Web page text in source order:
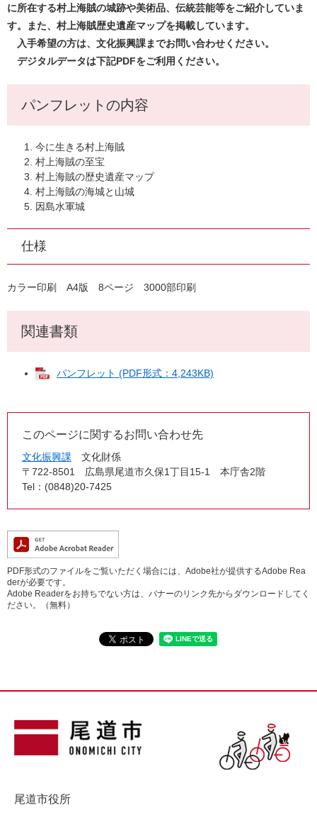
に所在する村上海賊の城跡や美術品、伝統芸能等をご紹介していま
す。また、村上海賊歴史遺産マップを掲載しています。
入手希望の方は、文化振興課までお問い合わせください。
デジタルデータは下記PDFをご利用ください。
パンフレットの内容
今に生きる村上海賊
村上海賊の至宝
村上海賊の歴史遺産マップ
村上海賊の海城と山城
因島水軍城
仕様
カラー印刷 A4版 8ページ 3000部印刷
関連書類
パンフレット (PDF形式：4,243KB)
このページに関するお問い合わせ先
文化振興課
文化財係
〒722-8501
広島県尾道市久保1丁目15-1 本庁舎2階
Tel：(0848)20-7425
PDF形式のファイルをご覧いただく場合には、Adobe社が提供するAdobe Rea
derが必要です。
Adobe Readerをお持ちでない方は、バナーのリンク先からダウンロードしてく
ださい。（無料）
尾道市役所